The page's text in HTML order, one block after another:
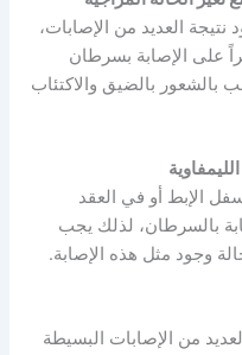
العديد من الإصابات،
على الإصابة بسرطان
بالشعور بالضيق والاكتئاب
الإبط أو في العقد
بالسرطان، لذلك يجب
وجود مثل هذه الإصابة.
من الإصابات البسيطة